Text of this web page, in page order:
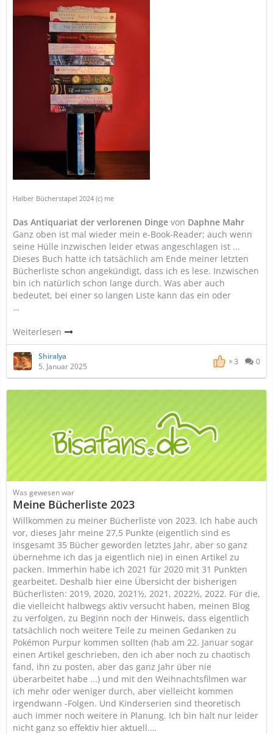
Halber Bücherstapel 2024 (c) me
Das Antiquariat der verlorenen Dinge von Daphne Mahr
Ganz oben ist mal wieder mein e-Book-Reader; auch wenn
seine Hülle inzwischen leider etwas angeschlagen ist ...
Dieses Buch hatte ich tatsächlich am Ende meiner letzten
Bücherliste schon angekündigt, dass ich es lese. Inzwischen
bin ich natürlich schon lange durch. Was aber auch
bedeutet, bei einer so langen Liste kann das ein oder
…
Weiterlesen
Shiralya
5. Januar 2025
3 0
Was gewesen war
Meine Bücherliste 2023
Willkommen zu meiner Bücherliste von 2023. Ich habe auch
vor, dieses Jahr meine 27,5 Punkte (eigentlich sind es
insgesamt 35 Bücher geworden letztes Jahr, aber so ganz
übernehme ich das ja eigentlich nie) in einen Artikel zu
packen. Immerhin habe ich 2021 für 2020 mit 31 Punkten
gearbeitet. Deshalb hier eine Übersicht der bisherigen
Bücherlisten: 2019, 2020, 2021½, 2021, 2022½, 2022. Für die,
die vielleicht halbwegs aktiv versucht haben, meinen Blog
zu verfolgen, zu Beginn noch der Hinweis, dass eigentlich
tatsächlich noch weitere Teile zu meinen Gedanken zu
Pokémon Purpur kommen sollten (hab am 22. Januar sogar
einen Artikel geschrieben, den ich aber noch zu chaotisch
fand, ihn zu posten, aber das ganz Jahr über nie
überarbeitet habe ...) und mit den Weihnachtsfilmen war
ich mehr oder weniger durch, aber vielleicht kommen
irgendwann -Folgen. Und Kinderserien sind theoretisch
auch immer noch weitere in Planung. Ich bin halt nur leider
nicht ganz so effektiv hier aktuell.…